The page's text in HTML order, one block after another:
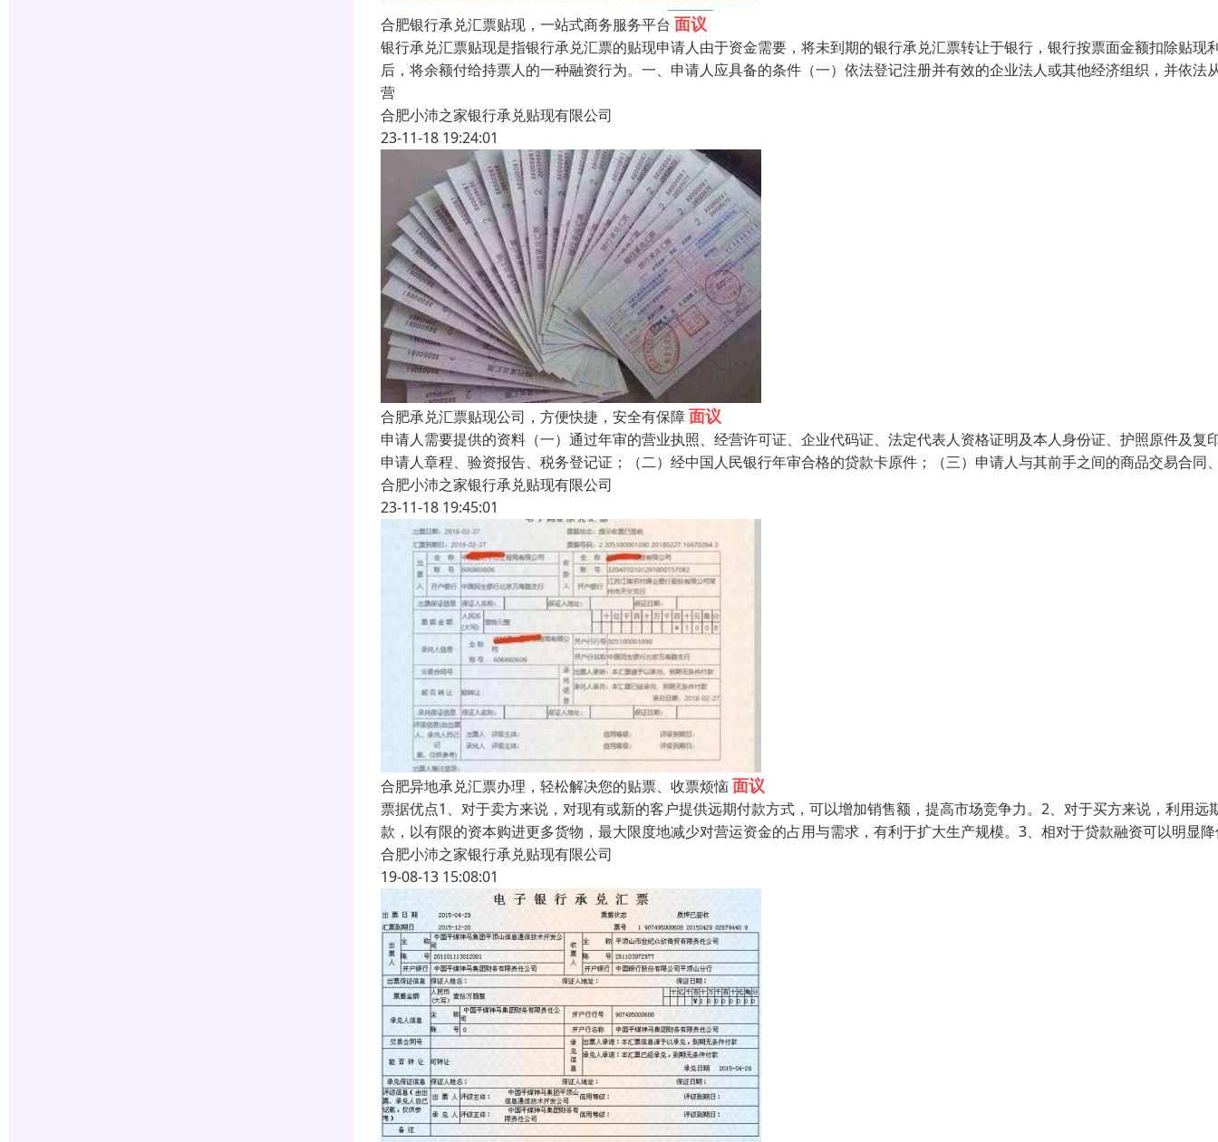
合肥银行承兑汇票贴现，一站式商务服务平台 面议
银行承兑汇票贴现是指银行承兑汇票的贴现申请人由于资金需要，将未到期的银行承兑汇票转让于银行，银行按票面金额扣除贴现
后，将余额付给持票人的一种融资行为。一、申请人应具备的条件（一）依法登记注册并有效的企业法人或其他经济组织，并依法
营
合肥小沛之家银行承兑贴现有限公司
23-11-18 19:24:01
合肥承兑汇票贴现公司，方便快捷，安全有保障面议
申请人需要提供的资料（一）通过年审的营业执照、经营许可证、企业代码证、法定代表人资格证明及本人身份证、护照原件及复
申请人章程、验资报告、税务登记证；（二）经中国人民银行年审合格的贷款卡原件；（三）申请人与其前手之间的商品交易合同
合肥小沛之家银行承兑贴现有限公司
23-11-18 19:45:01
合肥异地承兑汇票办理，轻松解决您的贴票、收票烦恼面议
票据优点1、对于卖方来说，对现有或新的客户提供远期付款方式，可以增加销售额，提高市场竞争力。2、对于买方来说，利用远
款，以有限的资本购进更多货物，最大限度地减少对营运资金的占用与需求，有利于扩大生产规模。3、相对于贷款融资可以明显
合肥小沛之家银行承兑贴现有限公司
19-08-13 15:08:01